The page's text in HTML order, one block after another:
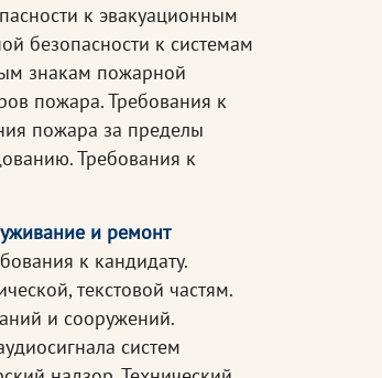
к эвакуационным
безопасности к системам
знакам пожарной
пожара. Требования к
пожара за пределы
Требования к
и ремонт
к кандидату.
текстовой частям.
и сооружений.
систем